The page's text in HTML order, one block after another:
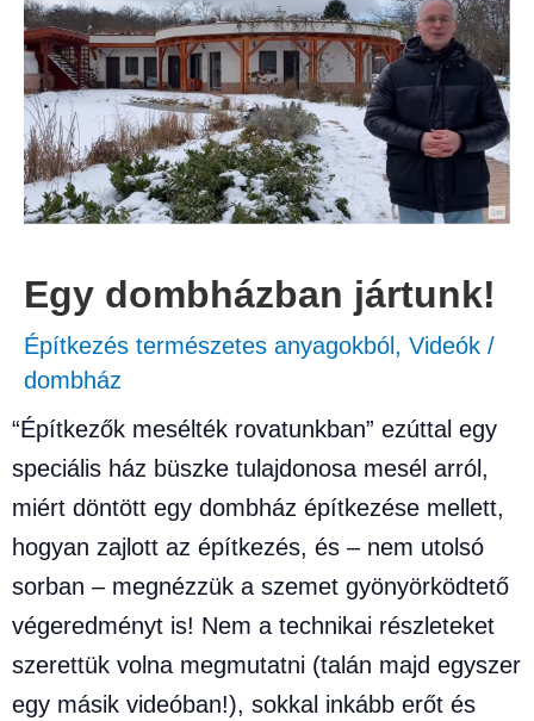
Egy dombházban jártunk!
Építkezés természetes anyagokból , Videók /
dombház
“Építkezők mesélték rovatunkban” ezúttal egy
speciális ház büszke tulajdonosa mesél arról,
miért döntött egy dombház építkezése mellett,
hogyan zajlott az építkezés, és – nem utolsó
sorban – megnézzük a szemet gyönyörködtető
végeredményt is! Nem a technikai részleteket
szerettük volna megmutatni (talán majd egyszer
egy másik videóban!), sokkal inkább erőt és